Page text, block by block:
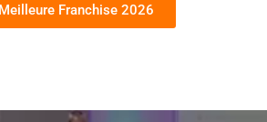
Franchise 2026